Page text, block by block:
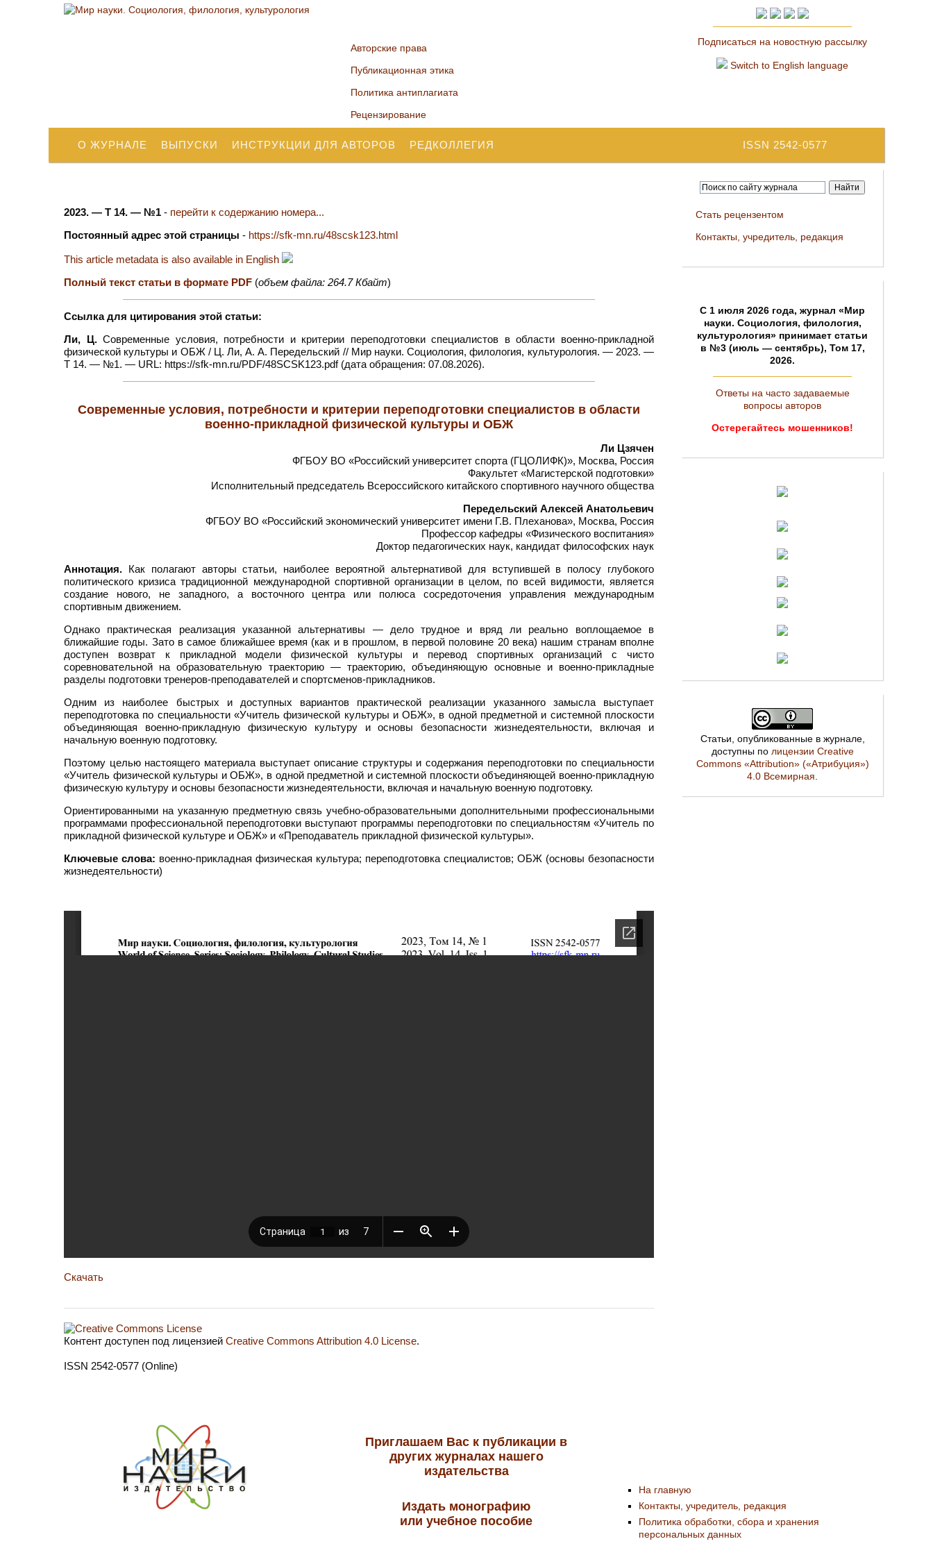
Авторские права
Публикационная этика
Политика антиплагиата
Рецензирование
Подписаться на новостную рассылку
Switch to English language
ISSN 2542-0577
О ЖУРНАЛЕ ВЫПУСКИ ИНСТРУКЦИИ ДЛЯ АВТОРОВ РЕДКОЛЛЕГИЯ
2023. — Т 14. — №1 - перейти к содержанию номера...
Постоянный адрес этой страницы - https://sfk-mn.ru/48scsk123.html
This article metadata is also available in English
Полный текст статьи в формате PDF (объем файла: 264.7 Кбайт)
Ссылка для цитирования этой статьи:
Ли, Ц.Современные условия, потребности и критерии переподготовки специалистов в области военно-прикладной
физической культуры и ОБЖ / Ц. Ли, А. А. Передельский // Мир науки. Социология, филология, культурология. — 2023. —
Т 14. — №1. — URL: https://sfk-mn.ru/PDF/48SCSK123.pdf (дата обращения: 07.08.2026).
Современные условия, потребности и критерии переподготовки специалистов в области
военно-прикладной физической культуры и ОБЖ
Ли Цзячен
ФГБОУ ВО «Российский университет спорта (ГЦОЛИФК)», Москва, Россия
Факультет «Магистерской подготовки»
Исполнительный председатель Всероссийского китайского спортивного научного общества
Передельский Алексей Анатольевич
ФГБОУ ВО «Российский экономический университет имени Г.В. Плеханова», Москва, Россия
Профессор кафедры «Физического воспитания»
Доктор педагогических наук, кандидат философских наук
Аннотация. Как полагают авторы статьи, наиболее вероятной альтернативой для вступившей в полосу глубокого
политического кризиса традиционной международной спортивной организации в целом, по всей видимости, является
создание нового, не западного, а восточного центра или полюса сосредоточения управления международным
спортивным движением.
Однако практическая реализация указанной альтернативы — дело трудное и вряд ли реально воплощаемое в
ближайшие годы. Зато в самое ближайшее время (как и в прошлом, в первой половине 20 века) нашим странам вполне
доступен возврат к прикладной модели физической культуры и перевод спортивных организаций с чисто
соревновательной на образовательную траекторию — траекторию, объединяющую основные и военно-прикладные
разделы подготовки тренеров-преподавателей и спортсменов-прикладников.
Одним из наиболее быстрых и доступных вариантов практической реализации указанного замысла выступает
переподготовка по специальности «Учитель физической культуры и ОБЖ», в одной предметной и системной плоскости
объединяющая военно-прикладную физическую культуру и основы безопасности жизнедеятельности, включая и
начальную военную подготовку.
Поэтому целью настоящего материала выступает описание структуры и содержания переподготовки по специальности
«Учитель физической культуры и ОБЖ», в одной предметной и системной плоскости объединяющей военно-прикладную
физическую культуру и основы безопасности жизнедеятельности, включая и начальную военную подготовку.
Ориентированными на указанную предметную связь учебно-образовательными дополнительными профессиональными
программами профессиональной переподготовки выступают программы переподготовки по специальностям «Учитель по
прикладной физической культуре и ОБЖ» и «Преподаватель прикладной физической культуры».
Ключевые слова: военно-прикладная физическая культура; переподготовка специалистов; ОБЖ (основы безопасности
жизнедеятельности)
Скачать
Контент доступен под лицензией Creative Commons Attribution 4.0 License.
ISSN 2542-0577 (Online)
Стать рецензентом
Контакты, учредитель, редакция
C 1 июля 2026 года, журнал «Мир
науки. Социология, филология,
культурология» принимает статьи
в №3 (июль — сентябрь), Том 17,
2026.
Ответы на часто задаваемые
вопросы авторов
Остерегайтесь мошенников!
Статьи, опубликованные в журнале,
доступны по лицензии Creative
Commons «Attribution» («Атрибуция»)
4.0 Всемирная
Приглашаем Вас к публикации в
других журналах нашего
издательства
Издать монографию
или учебное пособие
На главную
Контакты, учредитель, редакция
Политика обработки, сбора и хранения
персональных данных